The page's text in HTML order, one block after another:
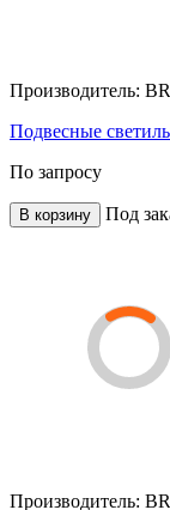
Производитель:
Подвесные
По запросу
В корзину Под
Производитель: